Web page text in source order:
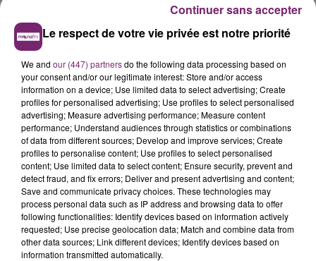
Publié : 3 janvier 2019 à 16h32
Le respect de votre vie privée est notre priorité
We and our (447) partnersdo the following data processing based on
your consent and/or our legitimate interest: Store and/or access
information on a device; Use limited data to select advertising; Create
profiles for personalised advertising; Use profiles to select personalised
advertising; Measure advertising performance; Measure content
performance; Understand audiences through statistics or combinations
of data from different sources; Develop and improve services; Create
profiles to personalise content; Use profiles to select personalised
content; Use limited data to select content; Ensure security, prevent and
detect fraud, and fix errors; Deliver and present advertising and content;
Save and communicate privacy choices. These technologies may
process personal data such as IP address and browsing data to offer
following functionalities: Identify devices based on information actively
requested; Use precise geolocation data; Match and combine data from
other data sources; Link different devices; Identify devices based on
information transmitted automatically.
Continuer sans accepter